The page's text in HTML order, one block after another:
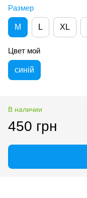
Размер
M L XL
Цвет мой
синій
В наличии
450 грн